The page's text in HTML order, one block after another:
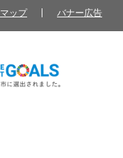
ップ バナー広告